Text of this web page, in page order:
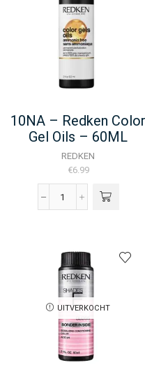
Inside
60ML
aantal
10NA – Redken Color
Gel Oils – 60ML
REDKEN
€6.99
10NA
Gel
Oils
-
60ML
aantal
UITVERKOCHT